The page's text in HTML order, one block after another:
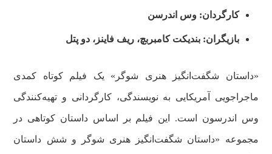
کارگردان: وس اندرسن
بازیگران: بندیکت کامبربچ، ریف فاینز، دو پتل
«داستان شگفت‌انگیز هنری شوگر» یک فیلم کوتاه کمدی
ماجراجویی آمریکایی به نویسندگی، کارگردانی و تهیه‌کنندگی
وس اندرسون است. این فیلم بر اساس داستان کوتاهی در
مجموعه «داستان شگفت‌انگیز هنری شوگر و شش داستان